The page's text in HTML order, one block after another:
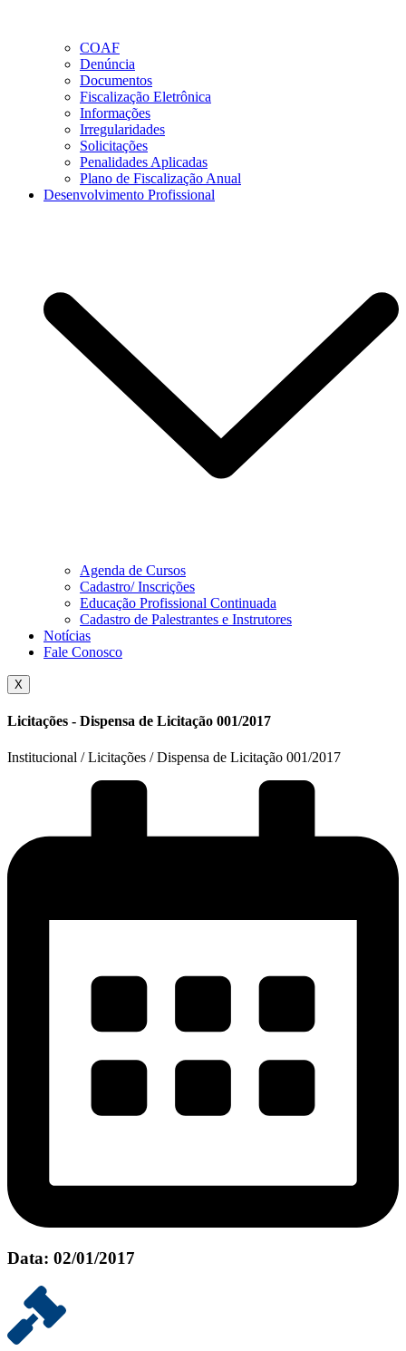
COAF
Denúncia
Documentos
Fiscalização Eletrônica
Informações
Irregularidades
Solicitações
Penalidades Aplicadas
Plano de Fiscalização Anual
Desenvolvimento Profissional
Agenda de Cursos
Cadastro/ Inscrições
Educação Profissional Continuada
Cadastro de Palestrantes e Instrutores
Notícias
Fale Conosco
X
Licitações - Dispensa de Licitação 001/2017
Institucional / Licitações / Dispensa de Licitação 001/2017
Data: 02/01/2017